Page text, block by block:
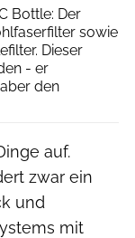
Bottle: Der
sowie
Dieser
- er
den
auf.
zwar ein
und
mit